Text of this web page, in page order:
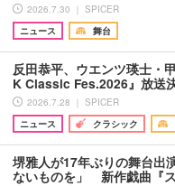
2026.7.30 ｜ SPICER
ニュース
舞台
反田恭平、ウエンツ瑛士・
K Classic Fes.2026』放
2026.7.28 ｜ SPICER
ニュース
クラシック
堺雅人が17年ぶりの舞台出
ないものを」 新作戯曲『